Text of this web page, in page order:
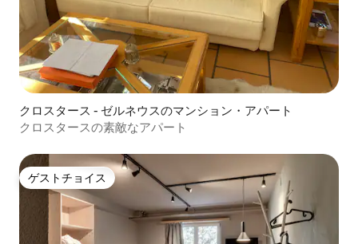
クロスタース - ゼルネウスのマンション・アパート
クロスタースの素敵なアパート
ゲストチョイス
ゲストチョイス